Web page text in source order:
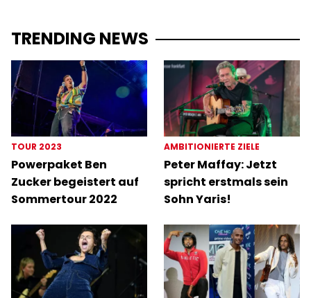
TRENDING NEWS
TOUR 2023
Powerpaket Ben
Zucker begeistert auf
Sommertour 2022
AMBITIONIERTE ZIELE
Peter Maffay: Jetzt
spricht erstmals sein
Sohn Yaris!